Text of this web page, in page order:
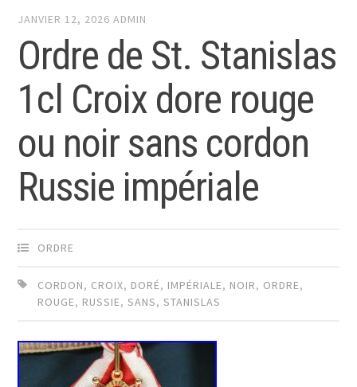
JANVIER 12, 2026 ADMIN
Ordre de St. Stanislas
1cl Croix dore rouge
ou noir sans cordon
Russie impériale
ORDRE
CORDON, CROIX, DORÉ, IMPÉRIALE, NOIR, ORDRE,
ROUGE, RUSSIE,SANS,STANISLAS